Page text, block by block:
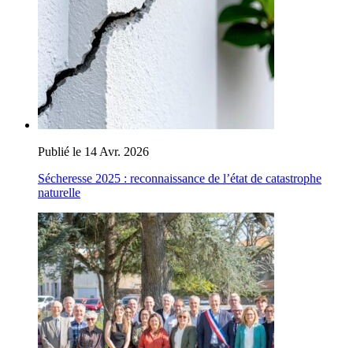
Publié le 14 Avr. 2026
Sécheresse 2025 : reconnaissance de l’état de catastrophe
naturelle